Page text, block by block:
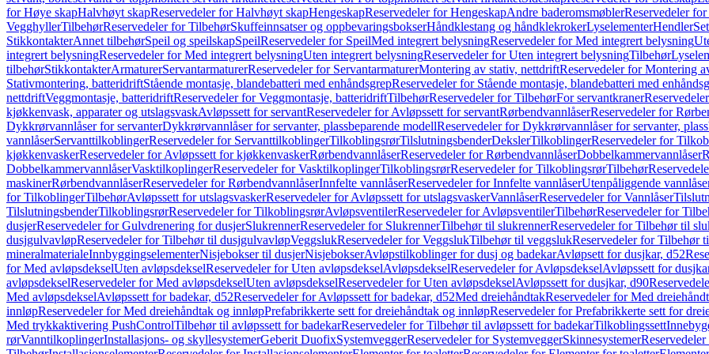
for Høye skapHalvhøyt skapReservedeler for Halvhøyt skapHengeskapReservedeler for HengeskapAndre baderomsmøblerReservedeler
VegghyllerTilbehørReservedeler for TilbehørSkuffeinnsatser og oppbevaringsbokserHåndklestang og håndklekrokerLyselementerHendler
StikkontakterAnnet tilbehørSpeil og speilskapSpeilReservedeler for SpeilMed integrert belysningReservedeler for Med integrert belysning
integrert belysningReservedeler for Med integrert belysningUten integrert belysningReservedeler for Uten integrert belysningTilbehør
tilbehørStikkontakterArmaturerServantarmaturerReservedeler for ServantarmaturerMontering av stativ, nettdriftReservedeler for Montering
Stativmontering, batteridriftStående montasje, blandebatteri med enhåndsgrepReservedeler for Stående montasje, blandebatteri med
nettdriftVeggmontasje, batteridriftReservedeler for Veggmontasje, batteridriftTilbehørReservedeler for TilbehørFor servantkraner
kjøkkenvask, apparater og utslagsvaskAvløpssett for servantReservedeler for Avløpssett for servantRørbendvannlåserReservedeler for
Dykkrørvannlåser for servanterDykkrørvannlåser for servanter, plassbeparende modellReservedeler for Dykkrørvannlåser for servanter,
vannlåserServanttilkoblingerReservedeler for ServanttilkoblingerTilkoblingsrørTilslutningsbenderDekslerTilkoblingerReservedeler for
kjøkkenvaskerReservedeler for Avløpssett for kjøkkenvaskerRørbendvannlåserReservedeler for RørbendvannlåserDobbelkammervannlåser
DobbelkammervannlåserVasktilkoplingerReservedeler for VasktilkoplingerTilkoblingsrørReservedeler for TilkoblingsrørTilbehør
maskinerRørbendvannlåserReservedeler for RørbendvannlåserInnfelte vannlåserReservedeler for Innfelte vannlåserUtenpåliggende
for TilkoblingerTilbehørAvløpssett for utslagsvaskerReservedeler for Avløpssett for utslagsvaskerVannlåserReservedeler for Vannlåser
TilslutningsbenderTilkoblingsrørReservedeler for TilkoblingsrørAvløpsventilerReservedeler for AvløpsventilerTilbehørReservedeler for
dusjerReservedeler for Gulvdrenering for dusjerSlukrennerReservedeler for SlukrennerTilbehør til slukrennerReservedeler for Tilbehør til
dusjgulvavløpReservedeler for Tilbehør til dusjgulvavløpVeggslukReservedeler for VeggslukTilbehør til veggslukReservedeler for Tilbehør
mineralmaterialeInnbyggingselementerNisjebokser til dusjerNisjebokserAvløpstilkoblinger for dusj og badekarAvløpsett for dusjkar, d52
for Med avløpsdekselUten avløpsdekselReservedeler for Uten avløpsdekselAvløpsdekselReservedeler for AvløpsdekselAvløpssett for
avløpsdekselReservedeler for Med avløpsdekselUten avløpsdekselReservedeler for Uten avløpsdekselAvløpssett for dusjkar, d90
Med avløpsdekselAvløpssett for badekar, d52Reservedeler for Avløpssett for badekar, d52Med dreiehåndtakReservedeler for Med
innløpReservedeler for Med dreiehåndtak og innløpPrefabrikkerte sett for dreiehåndtak og innløpReservedeler for Prefabrikkerte sett for
Med trykkaktivering PushControlTilbehør til avløpssett for badekarReservedeler for Tilbehør til avløpssett for badekarTilkoblingssett
rørVanntilkoplingerInstallasjons- og skyllesystemerGeberit DuofixSystemveggerReservedeler for SystemveggerSkinnesystemer